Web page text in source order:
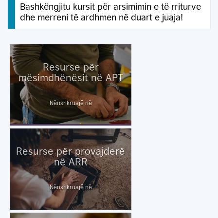
Bashkëngjitu kursit për arsimimin e të rriturve
dhe merreni të ardhmen në duart e juaja!
Resurse për
mësimdhënësit në APT
Nënshkruajë në
Resurse për provajderë
në ARR
Nënshkruajë në